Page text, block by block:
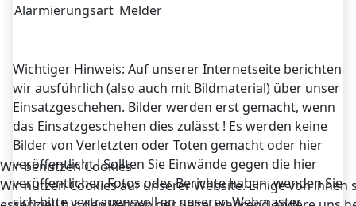
Alarmierungsart Melder
Wichtiger Hinweis: Auf unserer Internetseite berichten
wir ausführlich (also auch mit Bildmaterial) über unser
Einsatzgeschehen. Bilder werden erst gemacht, wenn
das Einsatzgeschehen dies zulässt ! Es werden keine
Bilder von Verletzten oder Toten gemacht oder hier
veröffentlicht ! Sollten Sie Einwände gegen die hier
veröffentlichen Fotos oder Berichte haben, wenden Sie
sich bitte vertrauensvoll an unseren Webmaster.
Wir benutzen Cookies
Wir nutzen Cookies auf unserer Website. Einige von ihnen